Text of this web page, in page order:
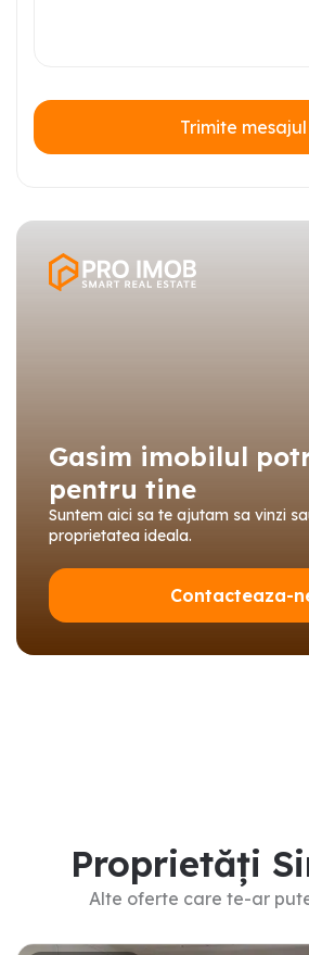
Trimite mesajul
Gasim imobilul
pentru tine
Suntem aici sa te ajutam sa vinzi
proprietatea ideala.
Contacteaza-
Proprietăți
Alte oferte care te-ar